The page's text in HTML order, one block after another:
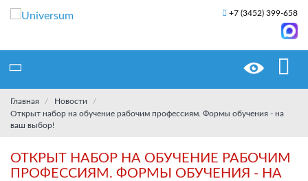
+7 (3452) 399-658
Главная
Новости
Открыт набор на обучение рабочим профессиям. Формы обучения - на
ваш выбор!
ОТКРЫТ НАБОР НА ОБУЧЕНИЕ РАБОЧИМ
ПРОФЕССИЯМ. ФОРМЫ ОБУЧЕНИЯ - НА